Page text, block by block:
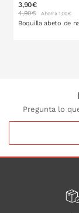
3,90€
4,90€ Ahorra 1,00€
Boquilla abeto de
Pregunta lo